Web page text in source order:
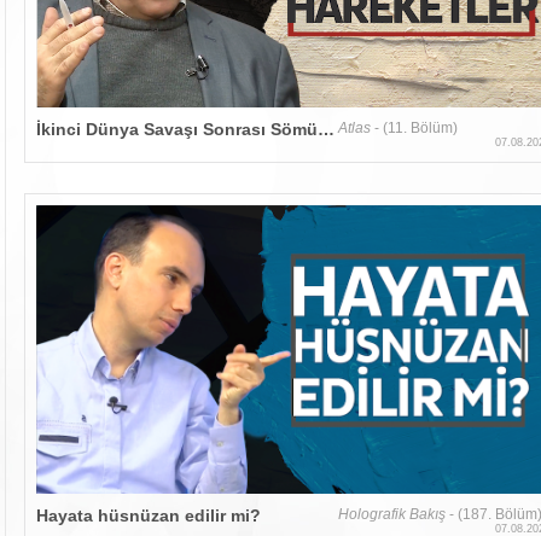
İkinci Dünya Savaşı Sonrası Sömürgecilik Karşıtı Hareketler Atlas - (11. Bölüm)
Hayata hüsnüzan edilir mi? Holografik Bakış - (187.